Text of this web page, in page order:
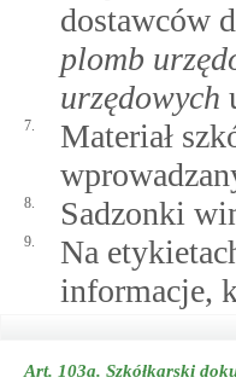
dostawców
plomb
urzędowych
7.
Materiał
8. Sadzonki
9.
Na
informacje,
Art. 103a. Szkółkarski